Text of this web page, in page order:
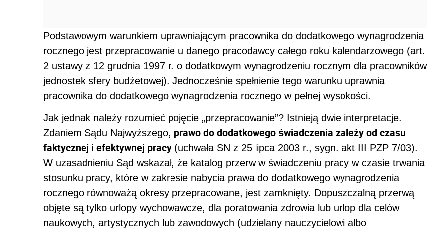
Podstawowym warunkiem uprawniającym pracownika do dodatkowego wynagrodzenia
rocznego jest przepracowanie u danego pracodawcy całego roku kalendarzowego (art.
2 ustawy z 12 grudnia 1997 r. o dodatkowym wynagrodzeniu rocznym dla pracowników
jednostek sfery budżetowej). Jednocześnie spełnienie tego warunku uprawnia
pracownika do dodatkowego wynagrodzenia rocznego w pełnej wysokości.
Jak jednak należy rozumieć pojęcie „przepracowanie”? Istnieją dwie interpretacje.
Zdaniem Sądu Najwyższego, prawo do dodatkowego świadczenia zależy od czasu
faktycznej i efektywnej pracy (uchwała SN z 25 lipca 2003 r., sygn. akt III PZP 7/03).
W uzasadnieniu Sąd wskazał, że katalog przerw w świadczeniu pracy w czasie trwania
stosunku pracy, które w zakresie nabycia prawa do dodatkowego wynagrodzenia
rocznego równoważą okresy przepracowane, jest zamknięty. Dopuszczalną przerwą
objęte są tylko urlopy wychowawcze, dla poratowania zdrowia lub urlop dla celów
naukowych, artystycznych lub zawodowych (udzielany nauczycielowi albo